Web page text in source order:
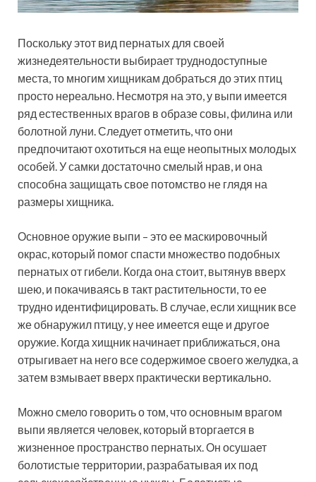
Поскольку этот вид пернатых для своей
жизнедеятельности выбирает труднодоступные
места, то многим хищникам добраться до этих птиц
просто нереально. Несмотря на это, у выпи имеется
ряд естественных врагов в образе совы, филина или
болотной луни. Следует отметить, что они
предпочитают охотиться на еще неопытных молодых
особей. У самки достаточно смелый нрав, и она
способна защищать свое потомство не глядя на
размеры хищника.
Основное оружие выпи – это ее маскировочный
окрас, который помог спасти множество подобных
пернатых от гибели. Когда она стоит, вытянув вверх
шею, и покачиваясь в такт растительности, то ее
трудно идентифицировать. В случае, если хищник все
же обнаружил птицу, у нее имеется еще и другое
оружие. Когда хищник начинает приближаться, она
отрыгивает на него все содержимое своего желудка, а
затем взмывает вверх практически вертикально.
Можно смело говорить о том, что основным врагом
выпи является человек, который вторгается в
жизненное пространство пернатых. Он осушает
болотистые территории, разрабатывая их под